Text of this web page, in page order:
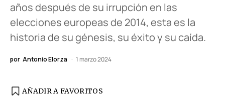
años después de su irrupción en las
elecciones europeas de 2014, esta es la
historia de su génesis, su éxito y su caída.
por Antonio Elorza 1 marzo 2024
AÑADIR A FAVORITOS